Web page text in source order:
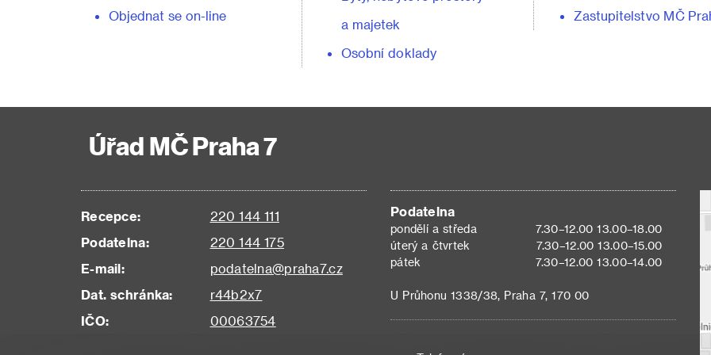
Objednat se on-line
a majetek
Osobní doklady
Zastupitelstvo MČ
Úřad MČ Praha 7
Recepce:
220 144 111
Podatelna:
220 144 175
E-mail:
podatelna@praha7.cz
Dat. schránka:
r44b2x7
IČO:
00063754
Podatelna
pondělí a středa
7.30–12.00 13.00–18.00
úterý a čtvrtek
7.30–12.00 13.00–15.00
pátek
7.30–12.00 13.00–14.00
U Průhonu 1338/38, Praha 7, 170 00